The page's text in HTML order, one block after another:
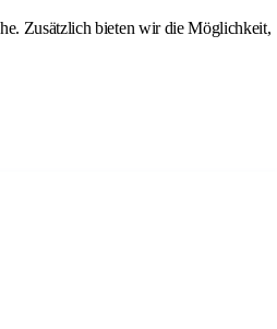
Zusätzlich bieten wir die Möglichkeit,